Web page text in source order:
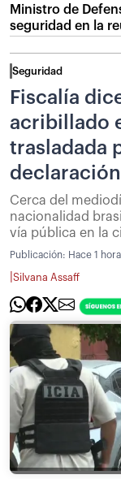
Ministro de
seguridad en la
Seguridad
Fiscalía
acribillado
trasladada
Cerca del
nacionalidad
vía pública en la
Publicación: Hace 1 hora
Silvana Assaff